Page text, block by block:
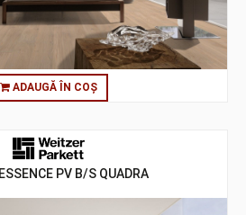
ADAUGĂ ÎN COȘ
PV B/S QUADRA